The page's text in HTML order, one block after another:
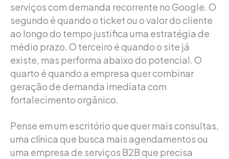
serviços com demanda recorrente no Google. O
segundo é quando o ticket ou o valor do cliente
ao longo do tempo justifica uma estratégia de
médio prazo. O terceiro é quando o site já
existe, mas performa abaixo do potencial. O
quarto é quando a empresa quer combinar
geração de demanda imediata com
fortalecimento orgânico.
Pense em um escritório que quer mais consultas,
uma clínica que busca mais agendamentos ou
uma empresa de serviços B2B que precisa